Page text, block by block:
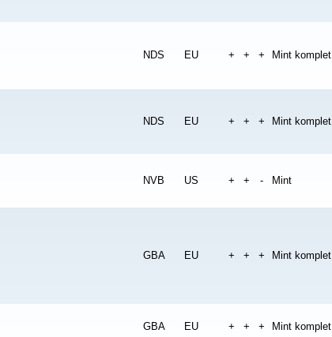
NDS EU + + + Mint komplet
NDS EU + + + Mint komplet
NVB US + + - Mint
GBA EU + + + Mint komplet
GBA EU + + + Mint komplet